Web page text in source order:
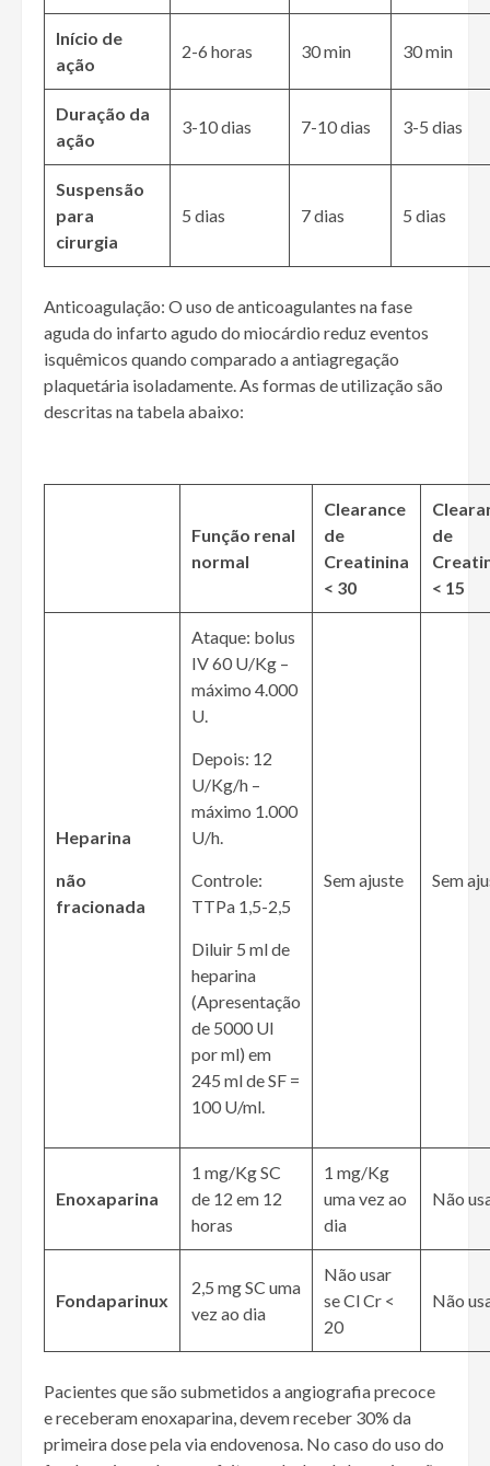
Início de
ação
2-6 horas 30 min 30 min
Duração da
ação
3-10 dias 7-10 dias 3-5 dias
Suspensão
para
cirurgia
5 dias 7 dias 5 dias
Anticoagulação: O uso de anticoagulantes na fase
aguda do infarto agudo do miocárdio reduz eventos
isquêmicos quando comparado a antiagregação
plaquetária isoladamente. As formas de utilização são
descritas na tabela abaixo:
Função renal
normal
Clearance
de
Creatinina
< 30
de
< 15
Heparina
não
fracionada
Ataque: bolus
IV 60 U/Kg –
máximo 4.000
U.
Depois: 12
U/Kg/h –
máximo 1.000
U/h.
Controle:
TTPa 1,5-2,5
Diluir 5 ml de
heparina
(Apresentação
de 5000 UI
por ml) em
245 ml de SF =
100 U/ml.
Sem ajuste Sem
Enoxaparina
1 mg/Kg SC
de 12 em 12
horas
1 mg/Kg
uma vez ao
dia
Não
Fondaparinux
2,5 mg SC uma
vez ao dia
Não usar
se Cl Cr <
20
Não
Pacientes que são submetidos a angiografia precoce
e receberam enoxaparina, devem receber 30% da
primeira dose pela via endovenosa. No caso do uso do